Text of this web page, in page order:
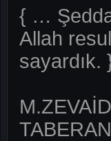
{ …
Allah
sayardık.